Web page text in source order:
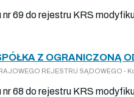
nr 69 do rejestru KRS
Z OGRANICZONĄ
REJESTRU SĄDOWEGO
nr 68 do rejestru KRS